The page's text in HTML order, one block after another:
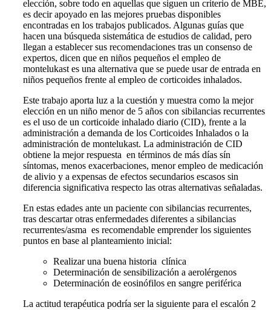
elección, sobre todo en aquellas que siguen un criterio de MBE,
es decir apoyado en las mejores pruebas disponibles
encontradas en los trabajos publicados. Algunas guías que
hacen una búsqueda sistemática de estudios de calidad, pero
llegan a establecer sus recomendaciones tras un consenso de
expertos, dicen que en niños pequeños el empleo de
montelukast es una alternativa que se puede usar de entrada en
niños pequeños frente al empleo de corticoides inhalados.
Este trabajo aporta luz a la cuestión y muestra como la mejor
elección en un niño menor de 5 años con sibilancias recurrentes
es el uso de un corticoide inhalado diario (CID), frente a la
administración a demanda de los Corticoides Inhalados o la
administración de montelukast. La administración de CID
obtiene la mejor respuesta en términos de más días sín
síntomas, menos exacerbaciones, menor empleo de medicación
de alivio y a expensas de efectos secundarios escasos sin
diferencia significativa respecto las otras alternativas señaladas.
En estas edades ante un paciente con sibilancias recurrentes,
tras descartar otras enfermedades diferentes a sibilancias
recurrentes/asma es recomendable emprender los siguientes
puntos en base al planteamiento inicial:
Realizar una buena historia clínica
Determinación de sensibilización a aerolérgenos
Determinación de eosinófilos en sangre periférica
La actitud terapéutica podría ser la siguiente para el escalón 2